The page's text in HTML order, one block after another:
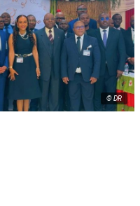
© DR